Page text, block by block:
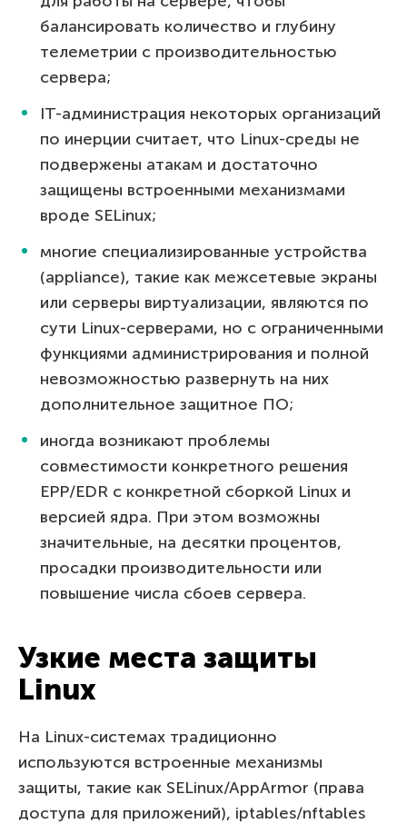
балансировать количество и глубину
телеметрии с производительностью
сервера;
IT-администрация некоторых организаций
по инерции считает, что Linux-среды не
подвержены атакам и достаточно
защищены встроенными механизмами
вроде SELinux;
многие специализированные устройства
(appliance), такие как межсетевые экраны
или серверы виртуализации, являются по
сути Linux-серверами, но с ограниченными
функциями администрирования и полной
невозможностью развернуть на них
дополнительное защитное ПО;
иногда возникают проблемы
совместимости конкретного решения
EPP/EDR с конкретной сборкой Linux и
версией ядра. При этом возможны
значительные, на десятки процентов,
просадки производительности или
повышение числа сбоев сервера.
Узкие места защиты
Linux
На Linux-системах традиционно
используются встроенные механизмы
защиты, такие как SELinux/AppArmor (права
доступа для приложений), iptables/nftables